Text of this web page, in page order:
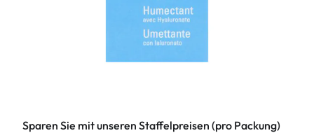
Sparen Sie mit unseren Staffelpreisen (pro Packung)